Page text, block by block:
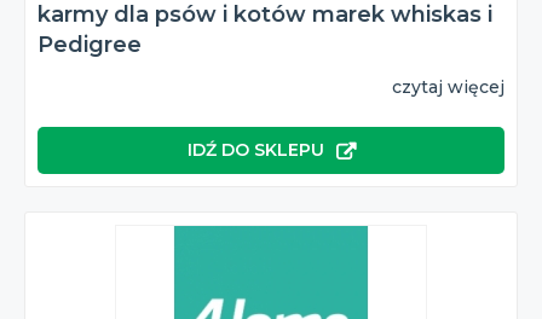
karmy dla psów i kotów marek whiskas i
Pedigree
czytaj więcej
IDŹ DO SKLEPU